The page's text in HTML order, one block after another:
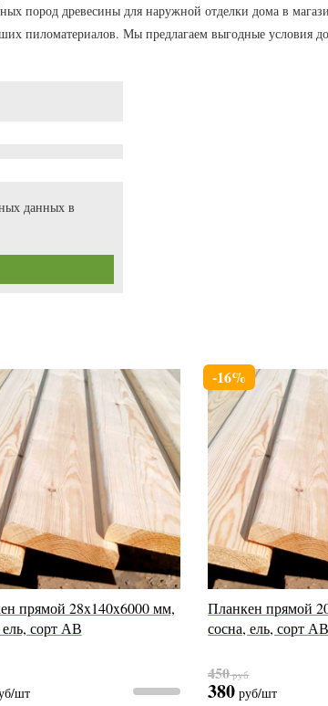
пород древесины для наружной отделки дома в
пиломатериалов. Мы предлагаем выгодные
данных в
прямой 28x140x6000 мм,
ель, сорт АВ
/шт
-16%
Планкен прямой
сосна, ель, сорт АВ
450руб
380 руб/шт